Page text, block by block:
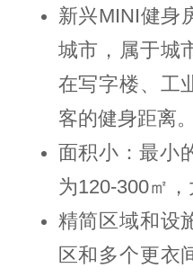
新兴MINI健身
城市，属于城
在写字楼、工
客的健身距离。
面积小：最小
为120-300㎡，
精简区域和设
区和多个更衣